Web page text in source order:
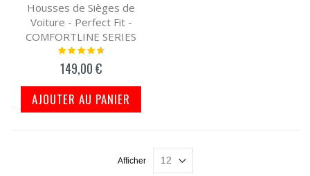
Housses de Sièges de
Voiture - Perfect Fit -
COMFORTLINE SERIES
Notation:
149,00 €
AJOUTER AU PANIER
Afficher